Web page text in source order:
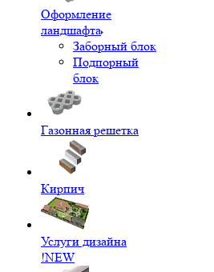
Оформление
ландшафта
Заборный блок
Подпорный
блок
Газонная решетка
Кирпич
Услуги дизайна
!NEW